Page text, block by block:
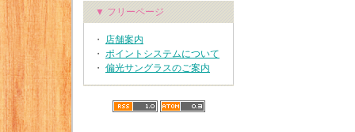
▼ フリーページ
・ 店舗案内
・ ポイントシステムについて
・ 偏光サングラスのご案内